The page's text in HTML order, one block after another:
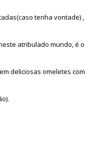
tenha vontade) ,
atribulado mundo, é o
deliciosas omeletes com